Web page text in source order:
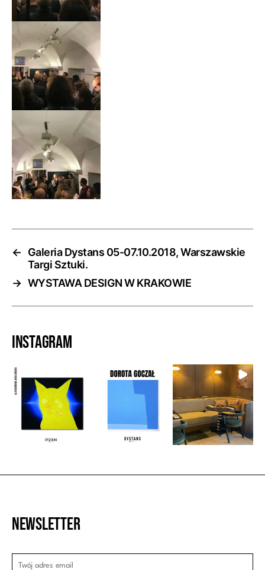
←
Galeria Dystans 05-07.10.2018, Warszawskie
Targi Sztuki.
→ WYSTAWA DESIGN W KRAKOWIE
Instagram
Newsletter